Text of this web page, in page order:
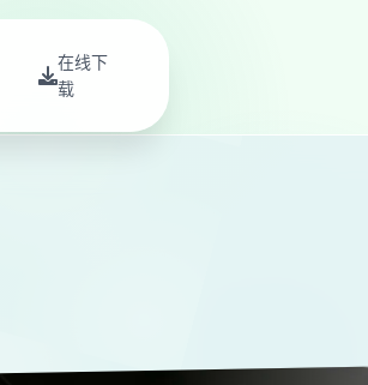
在线下
载